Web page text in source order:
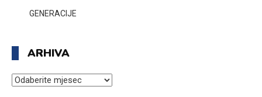
GENERACIJE
ARHIVA
ARHIVA